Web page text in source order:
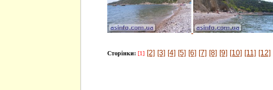
Сторінки: [1] [2] [3] [4] [5] [6] [7] [8] [9] [10] [11] [12]